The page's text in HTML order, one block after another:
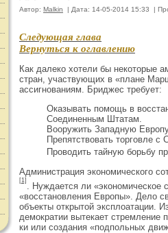
Автор: Malkin | Дата: 14-05-2014 15:33 |
Следующая глава
Вернуться к оглавлению
Как далеко хотели бы некоторые
стран, участвующих в «плане
ассигнованиям. Бриджес требует:
Оказывать помощь в
Соединенным Штатам.
Вооружить Западную
Препятствовать торговле
Проводить тайную борьбу
Администрация экономического
[1]
. Нуждается ли «экономическое
«восстановления Европы». Дело
объекты открытой эксплоатации.
демократии вытекает стремление
ки или создания «подпольных